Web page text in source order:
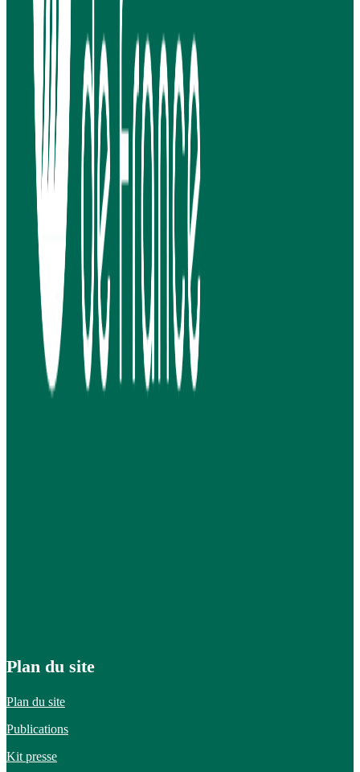
Plan du site
Plan du site
Publications
Kit presse